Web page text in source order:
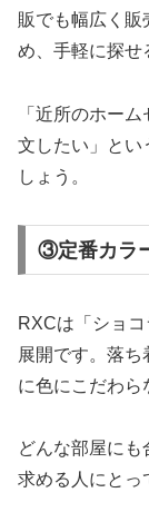
販でも幅広く販
め、手軽に探せ
「近所のホー
文したい」とい
しょう。
③定番カラ
RXCは「ショ
展開です。落
に色にこだわら
どんな部屋に
求める人にとっ